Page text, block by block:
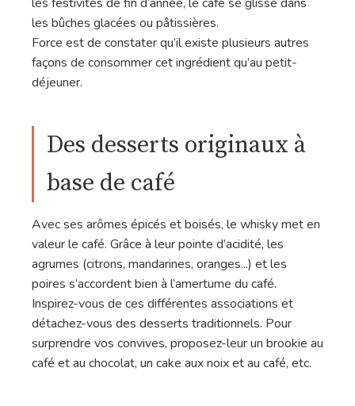
les bûches glacées ou pâtissières.
Force est de constater qu’il existe plusieurs autres
façons de consommer cet ingrédient qu’au petit-
déjeuner.
Des desserts originaux à
base de café
Avec ses arômes épicés et boisés, le whisky met en
valeur le café. Grâce à leur pointe d’acidité, les
agrumes (citrons, mandarines, oranges...) et les
poires s’accordent bien à l’amertume du café.
Inspirez-vous de ces différentes associations et
détachez-vous des desserts traditionnels. Pour
surprendre vos convives, proposez-leur un brookie au
café et au chocolat, un cake aux noix et au café, etc.